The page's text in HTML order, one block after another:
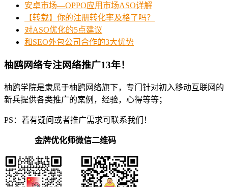
安卓市场—OPPO应用市场ASO详解
【转载】你的注册转化率及格了吗？
对ASO优化的5点建议
和SEO外包公司合作的3大优势
柚鸥网络专注网络推广13年！
柚鸥学院是隶属于柚鸥网络旗下，专门针对初入移动互联网的
新兵提供各类推广的案例，经验，心得等等；
PS：若有疑问或者推广需求可联系我们！
金牌优化师微信二维码